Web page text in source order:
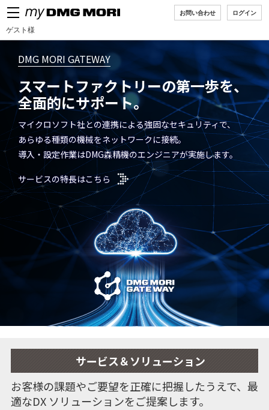
MENU
お問い合わせ ログイン
ゲスト様
DMG MORI GATEWAY
スマートファクトリーの第一歩を、
全面的にサポート。
マイクロソフト社との連携による強固なセキュリティで、
あらゆる種類の機械をネットワークに接続。
導入・設定作業はDMG森精機のエンジニアが実施します。
サービスの特長はこちら
サービス＆ソリューション
お客様の課題やご要望を正確に把握したうえで、最
適なDX ソリューションをご提案します。